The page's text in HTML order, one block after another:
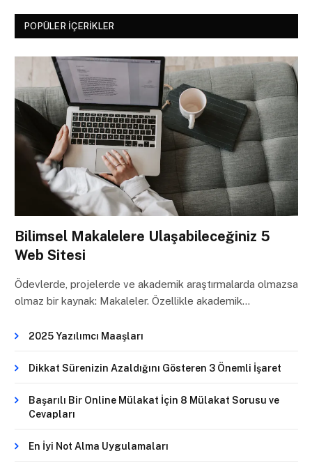
POPÜLER İÇERIKLER
Bilimsel Makalelere Ulaşabileceğiniz 5
Web Sitesi
Ödevlerde, projelerde ve akademik araştırmalarda olmazsa
olmaz bir kaynak: Makaleler. Özellikle akademik…
2025 Yazılımcı Maaşları
Dikkat Sürenizin Azaldığını Gösteren 3 Önemli İşaret
Başarılı Bir Online Mülakat İçin 8 Mülakat Sorusu ve
Cevapları
En İyi Not Alma Uygulamaları